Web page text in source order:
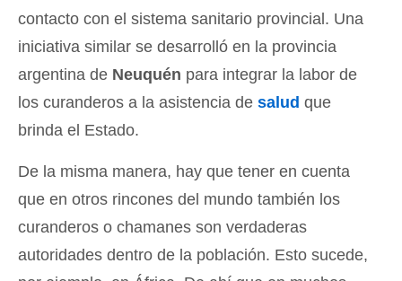
contacto con el sistema sanitario provincial. Una
iniciativa similar se desarrolló en la provincia
argentina de Neuquén para integrar la labor de
los curanderos a la asistencia de salud que
brinda el Estado.
De la misma manera, hay que tener en cuenta
que en otros rincones del mundo también los
curanderos o chamanes son verdaderas
autoridades dentro de la población. Esto sucede,